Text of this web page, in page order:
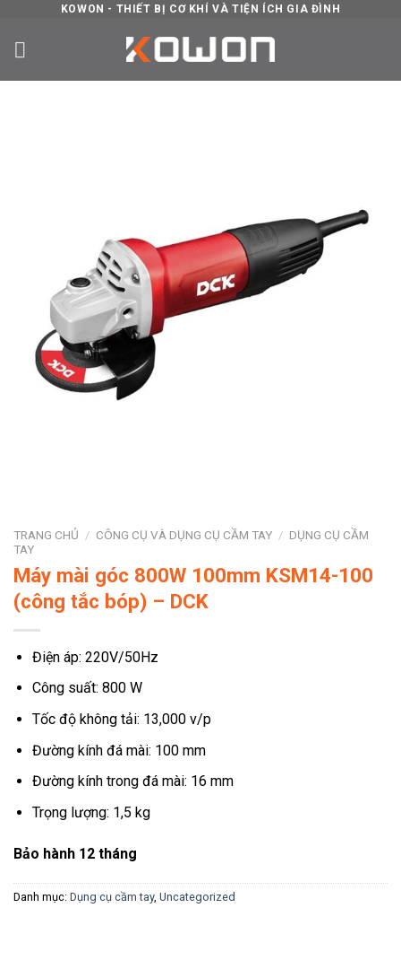
content
KOWON - THIẾT BỊ CƠ KHÍ VÀ TIỆN ÍCH GIA ĐÌNH
TRANG CHỦ / CÔNG CỤ VÀ DỤNG CỤ CẦM TAY / DỤNG CỤ CẦM
TAY
Máy mài góc 800W 100mm KSM14-100
(công tắc bóp) – DCK
Điện áp: 220V/50Hz
Công suất: 800 W
Tốc độ không tải: 13,000 v/p
Đường kính đá mài: 100 mm
Đường kính trong đá mài: 16 mm
Trọng lượng: 1,5 kg
Bảo hành 12 tháng
Danh mục: Dụng cụ cầm tay, Uncategorized